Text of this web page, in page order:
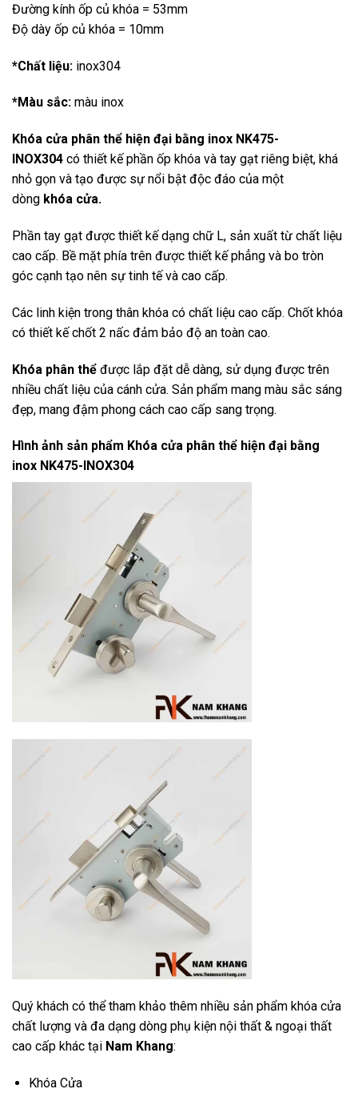
Đường kính ốp củ khóa = 53mm
Độ dày ốp củ khóa = 10mm
*Chất liệu: inox304
*Màu sắc: màu inox
Khóa cửa phân thể hiện đại bằng inox NK475-
INOX304 có thiết kế phần ốp khóa và tay gạt riêng biệt, khá
nhỏ gọn và tạo được sự nổi bật độc đáo của một
dòng khóa cửa.
Phần tay gạt được thiết kế dạng chữ L, sản xuất từ chất liệu
cao cấp. Bề mặt phía trên được thiết kế phẳng và bo tròn
góc cạnh tạo nên sự tinh tế và cao cấp.
Các linh kiện trong thân khóa có chất liệu cao cấp. Chốt khóa
có thiết kế chốt 2 nấc đảm bảo độ an toàn cao.
Khóa phân thể được lắp đặt dễ dàng, sử dụng được trên
nhiều chất liệu của cánh cửa. Sản phẩm mang màu sắc sáng
đẹp, mang đậm phong cách cao cấp sang trọng.
Hình ảnh sản phẩm Khóa cửa phân thể hiện đại bằng
inox NK475-INOX304
Quý khách có thể tham khảo thêm nhiều sản phẩm khóa cửa
chất lượng và đa dạng dòng phụ kiện nội thất & ngoại thất
cao cấp khác tại Nam Khang:
Khóa Cửa